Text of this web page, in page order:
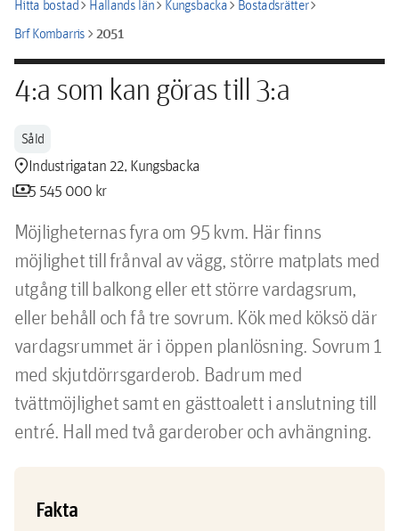
Hitta bostadchevron_rightHallands länchevron_rightKungsbackachevron_rightBostadsrätterchevron_right
Brf Kombarrischevron_right2051
4:a som kan göras till 3:a
Såld
location_pinIndustrigatan 22, Kungsbacka
payments5 545 000 kr
Möjligheternas fyra om 95 kvm. Här finns
möjlighet till frånval av vägg, större matplats med
utgång till balkong eller ett större vardagsrum,
eller behåll och få tre sovrum. Kök med köksö där
vardagsrummet är i öppen planlösning. Sovrum 1
med skjutdörrsgarderob. Badrum med
tvättmöjlighet samt en gästtoalett i anslutning till
entré. Hall med två garderober och avhängning.
Fakta